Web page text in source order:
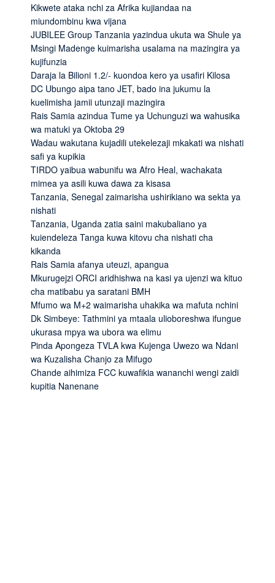
Kikwete ataka nchi za Afrika kujiandaa na
miundombinu kwa vijana
JUBILEE Group Tanzania yazindua ukuta wa Shule ya
Msingi Madenge kuimarisha usalama na mazingira ya
kujifunzia
Daraja la Bilioni 1.2/- kuondoa kero ya usafiri Kilosa
DC Ubungo aipa tano JET, bado ina jukumu la
kuelimisha jamii utunzaji mazingira
Rais Samia azindua Tume ya Uchunguzi wa wahusika
wa matuki ya Oktoba 29
Wadau wakutana kujadili utekelezaji mkakati wa nishati
safi ya kupikia
TIRDO yaibua wabunifu wa Afro Heal, wachakata
mimea ya asili kuwa dawa za kisasa
Tanzania, Senegal zaimarisha ushirikiano wa sekta ya
nishati
Tanzania, Uganda zatia saini makubaliano ya
kuiendeleza Tanga kuwa kitovu cha nishati cha
kikanda
Rais Samia afanya uteuzi, apangua
Mkurugejzi ORCI aridhishwa na kasi ya ujenzi wa kituo
cha matibabu ya saratani BMH
Mfumo wa M+2 waimarisha uhakika wa mafuta nchini
Dk Simbeye: Tathmini ya mtaala ulioboreshwa ifungue
ukurasa mpya wa ubora wa elimu
Pinda Apongeza TVLA kwa Kujenga Uwezo wa Ndani
wa Kuzalisha Chanjo za Mifugo
Chande aihimiza FCC kuwafikia wananchi wengi zaidi
kupitia Nanenane